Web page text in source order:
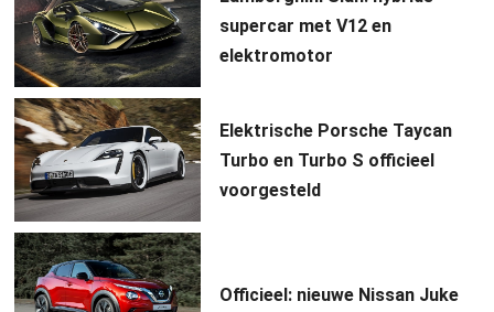
supercar met V12 en
elektromotor
Elektrische Porsche Taycan
Turbo en Turbo S officieel
voorgesteld
Officieel: nieuwe Nissan Juke